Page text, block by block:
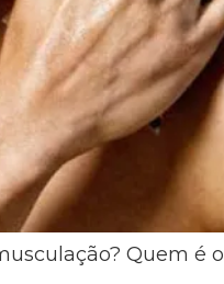
Quem é o